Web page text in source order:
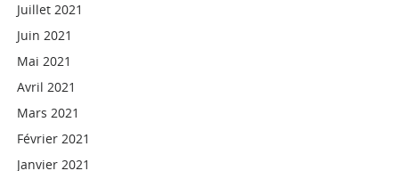
Juillet 2021
Juin 2021
Mai 2021
Avril 2021
Mars 2021
Février 2021
Janvier 2021